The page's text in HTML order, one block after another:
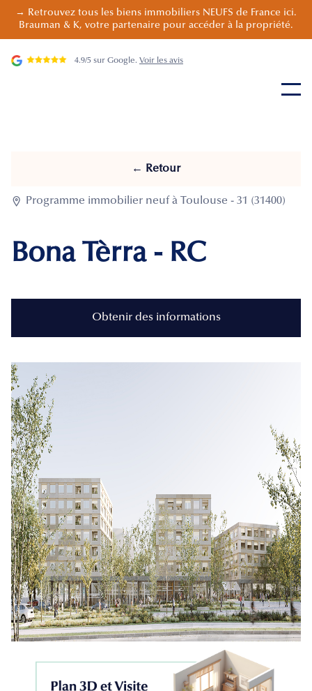
→ Retrouvez tous les biens immobiliers NEUFS de France ici.
Brauman & K, votre partenaire pour accéder à la propriété.
4.9/5 sur Google. Voir les avis
← Retour
 Programme immobilier neuf à Toulouse - 31 (31400)
Bona Tèrra - RC
Obtenir des informations